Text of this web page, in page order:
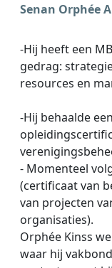
Senan Orphée
-Hij heeft een
gedrag:
resources en
-Hij behaalde
- Momenteel
(certificaat van
van projecten
organisaties).
Orphée Kinss
waar hij